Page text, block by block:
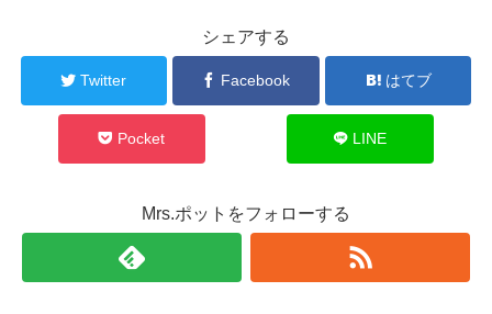
シェアする
Twitter Facebook はてブ
Pocket LINE
Mrs.ポットをフォローする